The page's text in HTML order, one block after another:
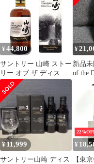
¥ 44,800
サントリー 山崎 ストー
リー オブ ザ ディステ
ィラリー 2026 シングル
モルト ウイスキー 43度
箱付 700ml
^YASTYDJG^
¥
新品
of the
¥11,999
サントリー山崎 ディス
¥
【東